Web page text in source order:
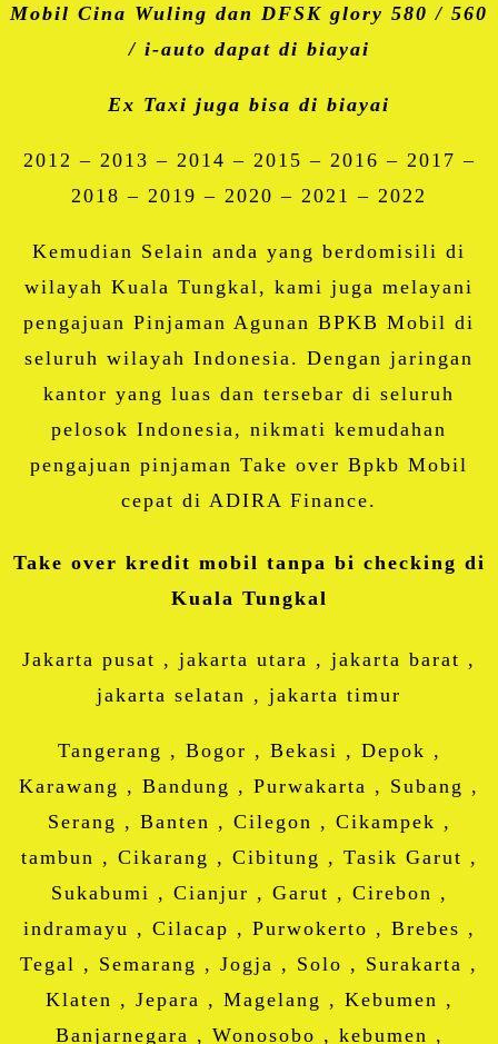
Mobil Cina Wuling dan DFSK glory 580 / 560
/ i-auto dapat di biayai
Ex Taxi juga bisa di biayai
2012 – 2013 – 2014 – 2015 – 2016 – 2017 –
2018 – 2019 – 2020 – 2021 – 2022
Kemudian Selain anda yang berdomisili di
wilayah Kuala Tungkal, kami juga melayani
pengajuan Pinjaman Agunan BPKB Mobil di
seluruh wilayah Indonesia. Dengan jaringan
kantor yang luas dan tersebar di seluruh
pelosok Indonesia, nikmati kemudahan
pengajuan pinjaman Take over Bpkb Mobil
cepat di ADIRA Finance.
Take over kredit mobil tanpa bi checking di
Kuala Tungkal
Jakarta pusat , jakarta utara , jakarta barat ,
jakarta selatan , jakarta timur
Tangerang , Bogor , Bekasi , Depok ,
Karawang , Bandung , Purwakarta , Subang ,
Serang , Banten , Cilegon , Cikampek ,
tambun , Cikarang , Cibitung , Tasik Garut ,
Sukabumi , Cianjur , Garut , Cirebon ,
indramayu , Cilacap , Purwokerto , Brebes ,
Tegal , Semarang , Jogja , Solo , Surakarta ,
Klaten , Jepara , Magelang , Kebumen ,
Banjarnegara , Wonosobo , kebumen ,